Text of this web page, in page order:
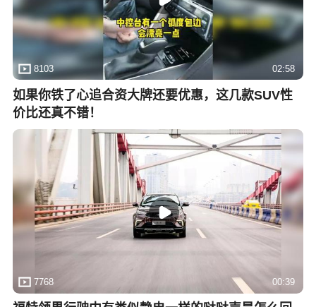
8103 02:58
如果你铁了心追合资大牌还要优惠，这几款SUV性
价比还真不错！
7768 00:39